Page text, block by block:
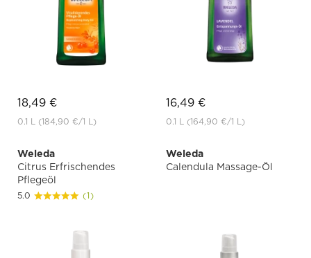
18,49 €
0.1 L (184,90 €/1 L)
16,49 €
0.1 L (164,90 €/1 L)
Weleda
Citrus Erfrischendes
Pflegeöl
5.0 (1)
Weleda
Calendula Massage-Öl